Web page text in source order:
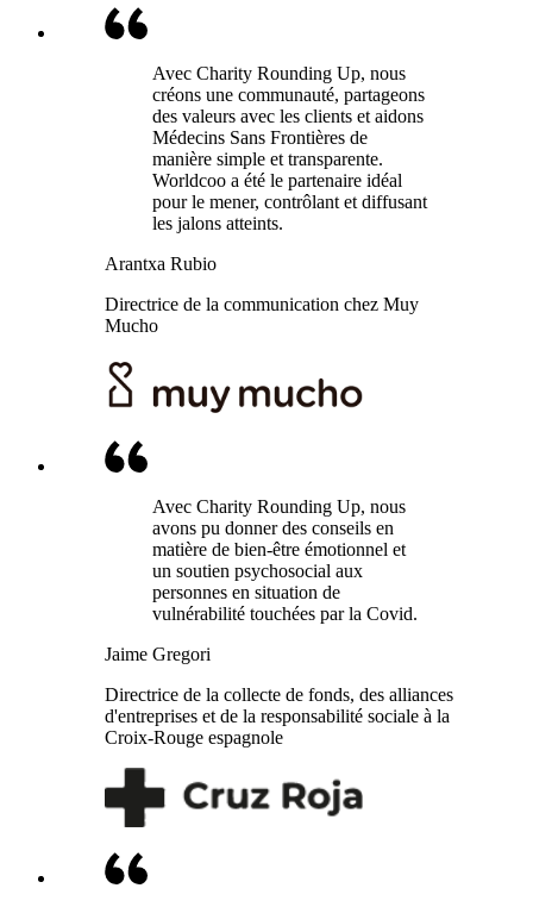
Avec Charity Rounding Up, nous
créons une communauté, partageons
des valeurs avec les clients et aidons
Médecins Sans Frontières de
manière simple et transparente.
Worldcoo a été le partenaire idéal
pour le mener, contrôlant et diffusant
les jalons atteints.
Arantxa Rubio
Directrice de la communication chez Muy
Mucho
Avec Charity Rounding Up, nous
avons pu donner des conseils en
matière de bien-être émotionnel et
un soutien psychosocial aux
personnes en situation de
vulnérabilité touchées par la Covid.
Jaime Gregori
Directrice de la collecte de fonds, des alliances
d'entreprises et de la responsabilité sociale à la
Croix-Rouge espagnole